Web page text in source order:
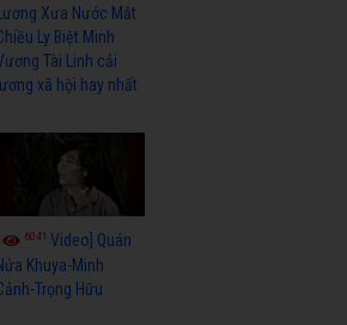
Lương Xưa Nước Mắt
Ly Biệt Minh
Tài Linh cải
lương xã hội hay nhất
6041Video] Quán
Khuya-Minh
Trọng Hữu